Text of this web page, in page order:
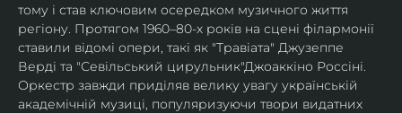
тому і став ключовим осередком музичного життя
регіону. Протягом 1960–80-х років на сцені філармонії
ставили відомі опери, такі як "Травіата" Джузеппе
Верді та "Севільський цирульник"Джоаккіно Россіні.
Оркестр завжди приділяв велику увагу українській
академічній музиці, популяризуючи твори видатних